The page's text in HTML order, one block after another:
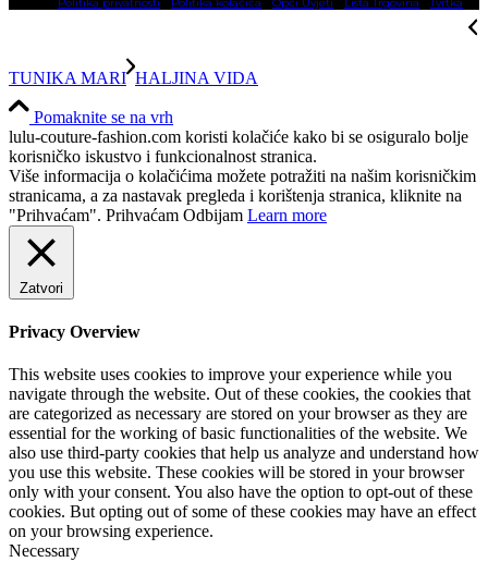
TUNIKA MARI HALJINA VIDA
Pomaknite se na vrh
lulu-couture-fashion.com koristi kolačiće kako bi se osiguralo bolje
korisničko iskustvo i funkcionalnost stranica.
Više informacija o kolačićima možete potražiti na našim korisničkim
stranicama, a za nastavak pregleda i korištenja stranica, kliknite na
"Prihvaćam". Prihvaćam Odbijam Learn more
Zatvori
Privacy Overview
This website uses cookies to improve your experience while you
navigate through the website. Out of these cookies, the cookies that
are categorized as necessary are stored on your browser as they are
essential for the working of basic functionalities of the website. We
also use third-party cookies that help us analyze and understand how
you use this website. These cookies will be stored in your browser
only with your consent. You also have the option to opt-out of these
cookies. But opting out of some of these cookies may have an effect
on your browsing experience.
Necessary